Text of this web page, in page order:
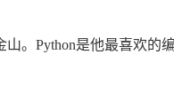
。Python是他最喜欢的